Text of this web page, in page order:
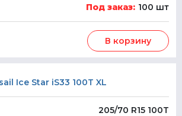
Под заказ: 100 шт
В корзину
Ice Star iS33 100T XL
205/70 R15 100T